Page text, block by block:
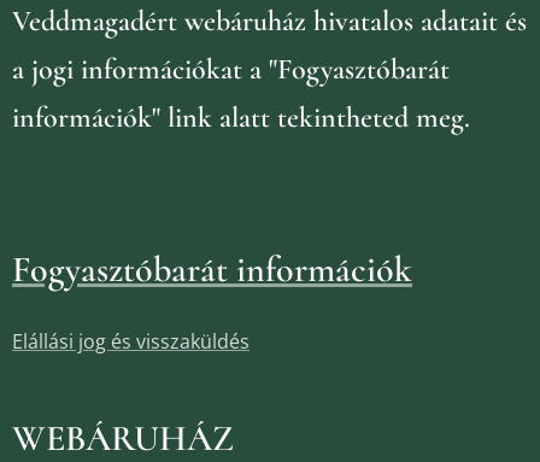
Veddmagadért webáruház hivatalos adatait és
a jogi információkat a "Fogyasztóbarát
információk" link alatt tekintheted meg.
Fogyasztóbarát információk
Elállási jog és visszaküldés
WEBÁRUHÁZ